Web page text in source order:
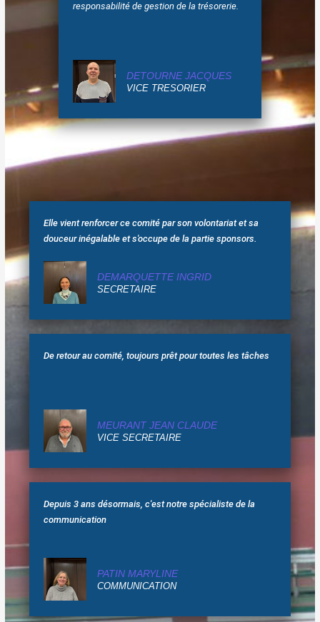
responsabilité de gestion de la trésorerie.
DETOURNE JACQUES
VICE TRESORIER
Elle vient renforcer ce comité par son volontariat et sa
douceur inégalable et s'occupe de la partie sponsors.
DEMARQUETTE INGRID
SECRETAIRE
De retour au comité, toujours prêt pour toutes les tâches
MEURANT JEAN CLAUDE
VICE SECRETAIRE
Depuis 3 ans désormais, c'est notre spécialiste de la
communication
PATIN MARYLINE
COMMUNICATION